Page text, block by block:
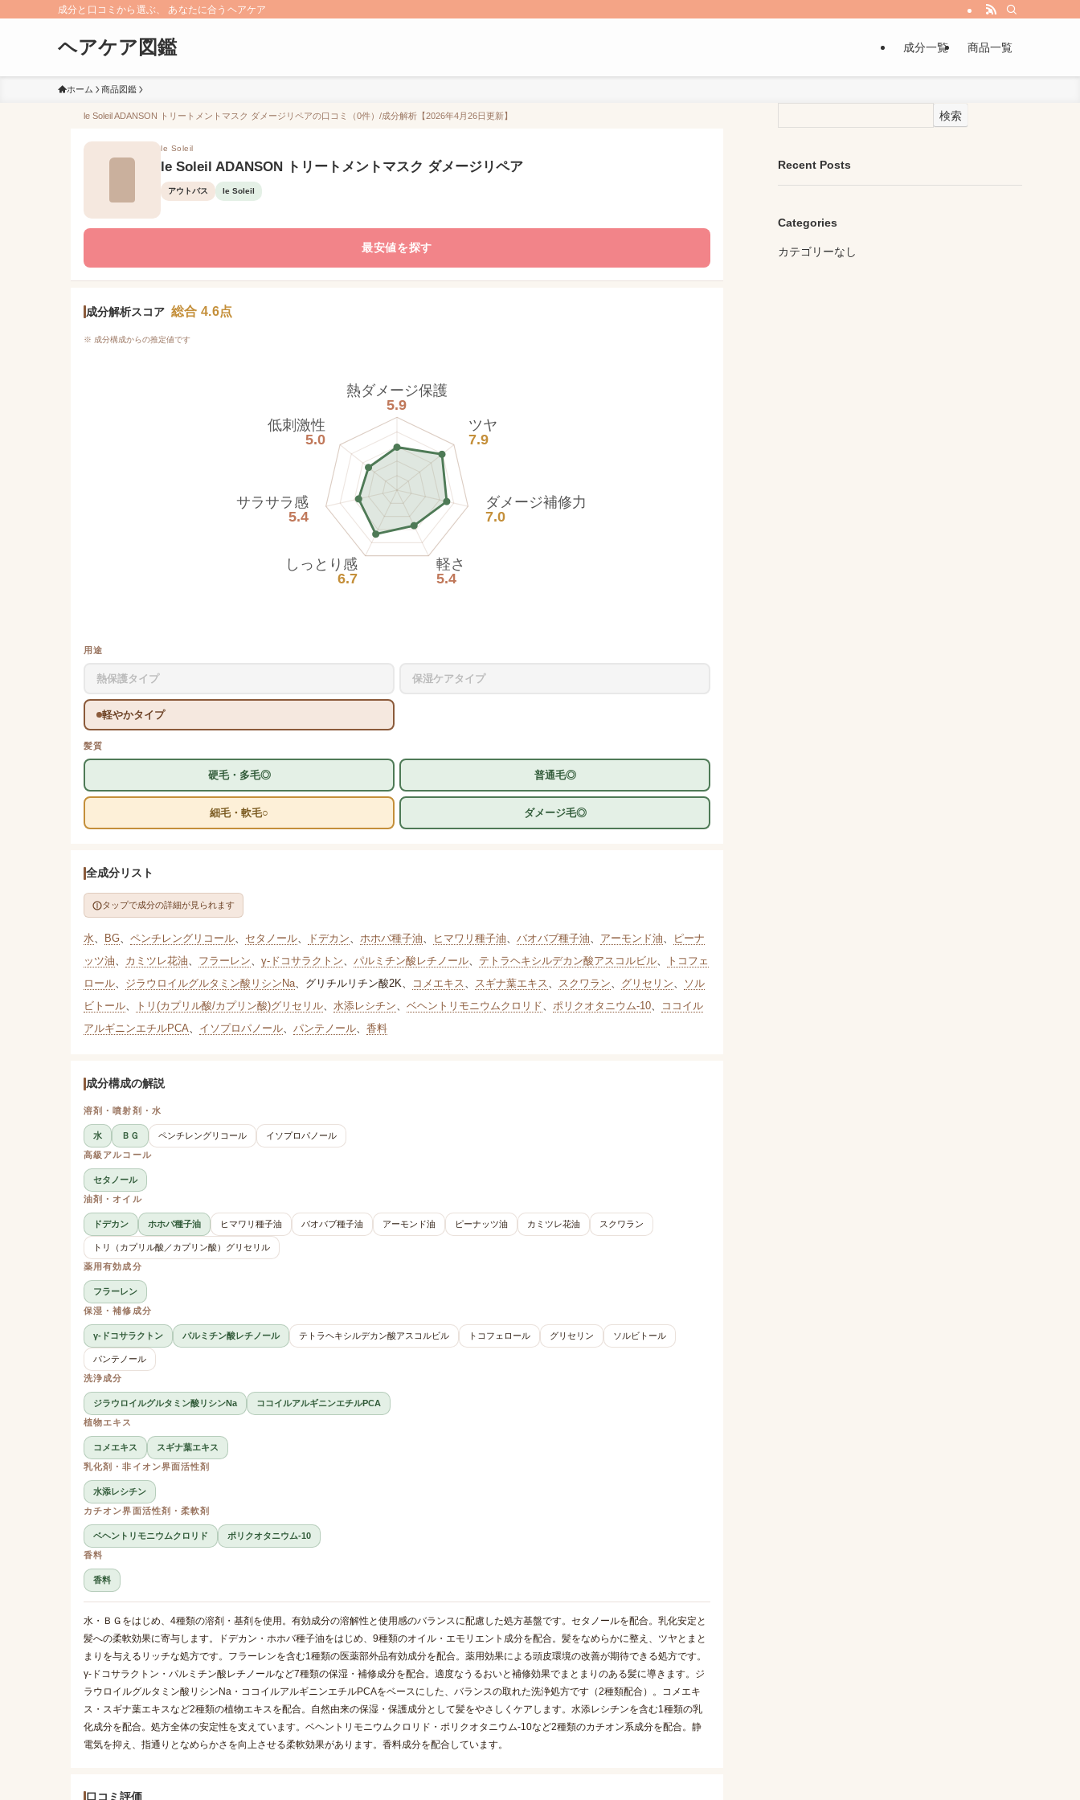
成分と口コミから選ぶ、 あなたに合うヘアケア
ヘアケア図鑑 成分一覧 商品一覧
ホーム 商品図鑑
le Soleil ADANSON トリートメントマスク ダメージリペアの口コミ（0件）/成分解析【2026年4月26日更新】
le Soleil
le Soleil ADANSON トリートメントマスク ダメージリペア
アウトバス le Soleil
最安値を探す
成分解析スコア 総合 4.6点
※ 成分構成からの推定値です
熱ダメージ保護
5.9
ツヤ
7.9
ダメージ補修力
7.0
軽さ
5.4
しっとり感
6.7
サラサラ感
5.4
低刺激性
5.0
用途
熱保護タイプ 保湿ケアタイプ
軽やかタイプ
髪質
硬毛・多毛◎ 普通毛◎
細毛・軟毛○ ダメージ毛◎
全成分リスト
タップで成分の詳細が見られます
水、 BG、 ペンチレングリコール、 セタノール、 ドデカン、 ホホバ種子油、 ヒマワリ種子油、 バオバブ種子油、 アーモンド油、
ピーナ
ッツ油、 カミツレ花油、 フラーレン、 γ-ドコサラクトン、 パルミチン酸レチノール、 テトラヘキシルデカン酸アスコルビル、
トコフェ
ロール、 ジラウロイルグルタミン酸リシンNa、 グリチルリチン酸2K、 コメエキス、 スギナ葉エキス、 スクワラン、 グリセリン、
ソル
ビトール、 トリ(カプリル酸/カプリン酸)グリセリル、 水添レシチン、 ベヘントリモニウムクロリド、 ポリクオタニウム-10、
ココイル
アルギニンエチルPCA、 イソプロパノール、 パンテノール、 香料
成分構成の解説
溶剤・噴射剤・水
水 ＢＧ ペンチレングリコール
イソプロパノール
高級アルコール
セタノール
油剤・オイル
ドデカン ホホバ種子油 ヒマワリ種子油 バオバブ種子油 アーモンド油 ピーナッツ油 カミツレ花油 スクワラン
トリ（カプリル酸／カプリン酸）グリセリル
薬用有効成分
フラーレン
保湿・補修成分
γ-ドコサラクトン パルミチン酸レチノール テトラヘキシルデカン酸アスコルビル トコフェロール グリセリン ソルビトール
パンテノール
洗浄成分
ジラウロイルグルタミン酸リシンNa
ココイルアルギニンエチルPCA
植物エキス
コメエキス
スギナ葉エキス
乳化剤・非イオン界面活性剤
水添レシチン
カチオン界面活性剤・柔軟剤
ベヘントリモニウムクロリド
ポリクオタニウム-10
香料
香料
水・ＢＧをはじめ、4種類の溶剤・基剤を使用。有効成分の溶解性と使用感のバランスに配慮した処方基盤です。セタノールを配合。乳化安定と
髪への柔軟効果に寄与します。ドデカン・ホホバ種子油をはじめ、9種類のオイル・エモリエント成分を配合。髪をなめらかに整え、ツヤとまと
まりを与えるリッチな処方です。フラーレンを含む1種類の医薬部外品有効成分を配合。薬用効果による頭皮環境の改善が期待できる処方です。
γ-ドコサラクトン・パルミチン酸レチノールなど7種類の保湿・補修成分を配合。適度なうるおいと補修効果でまとまりのある髪に導きます。ジ
ラウロイルグルタミン酸リシンNa・ココイルアルギニンエチルPCAをベースにした、バランスの取れた洗浄処方です（2種類配合）。コメエキ
ス・スギナ葉エキスなど2種類の植物エキスを配合。自然由来の保湿・保護成分として髪をやさしくケアします。水添レシチンを含む1種類の乳
化成分を配合。処方全体の安定性を支えています。ベヘントリモニウムクロリド・ポリクオタニウム-10など2種類のカチオン系成分を配合。静
電気を抑え、指通りとなめらかさを向上させる柔軟効果があります。香料成分を配合しています。
口コミ評価
検索
Recent Posts
Categories
カテゴリーなし